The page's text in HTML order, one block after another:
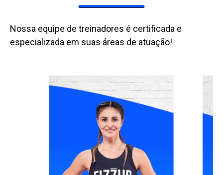
Nossa equipe de treinadores é certificada e
especializada em suas áreas de atuação!